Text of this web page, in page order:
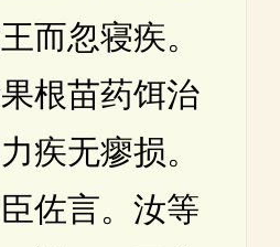
而忽寝疾。
根苗药饵治
疾无瘳损。
佐言。汝等